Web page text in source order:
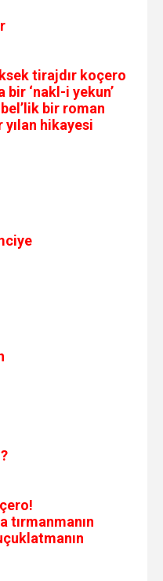
tirajdır koçero
‘nakl-i yekun’
bir roman
hikayesi
tırmanmanın